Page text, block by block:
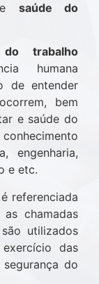
e saúde do
trabalho
humana
de entender
bem
e saúde do
engenharia,
e etc.
é referenciada
chamadas
utilizados
das
do